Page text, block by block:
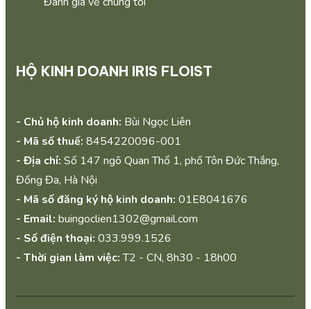
HỘ KINH DOANH IRIS FLOIST
- Chủ hộ kinh doanh: Bùi Ngọc Liên
- Mã số thuế: 8454220096-001
- Địa chỉ: Số 147 ngõ Quan Thổ 1, phố Tôn Đức Thắng,
Đống Đa, Hà Nội
- Mã số đăng ký hộ kinh doanh: 01E8041676
- Email: buingoclien1302@gmail.com
- Số điện thoại: 033.999.1526
- Thời gian làm việc:T2 - CN, 8h30 - 18h00